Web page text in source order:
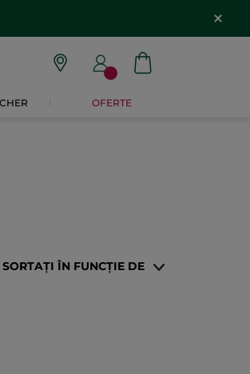
OFERTE
SORTAȚI ÎN FUNCȚIE DE